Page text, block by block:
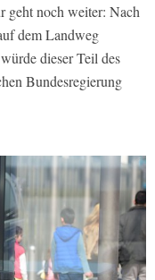
geht noch weiter: Nach
dem Landweg
dieser Teil des
Bundesregierung